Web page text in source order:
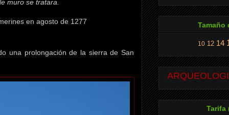
muro se tratara.
en agosto de 1277
una prolongación de la sierra de San
Tamaño
10 12 14
Tarifa